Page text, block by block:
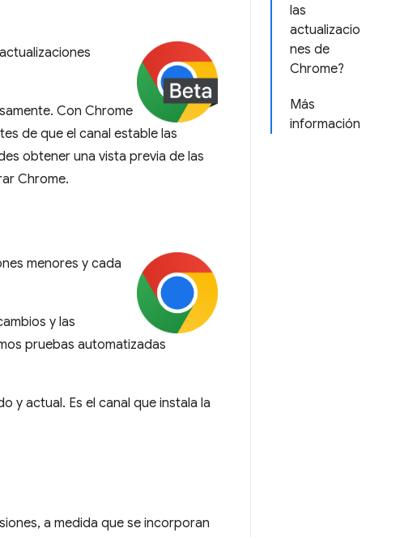
las
actualizacio
nes de
Chrome?
Más
información
Con Chrome
de que el canal estable las
obtener una vista previa de las
Chrome.
menores y cada
y las
pruebas automatizadas
y actual. Es el canal que instala la
a medida que se incorporan